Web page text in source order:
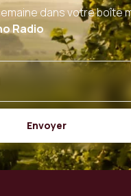
dans votre boîte
Radio
Envoyer